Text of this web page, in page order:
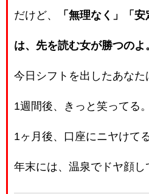
だけど、 「無理なく」「
は、先を読む女が勝つのよ
今日シフトを出したあなた
1週間後、きっと笑ってる。
1ヶ月後、口座にニヤけてる
年末には、温泉でドヤ顔し